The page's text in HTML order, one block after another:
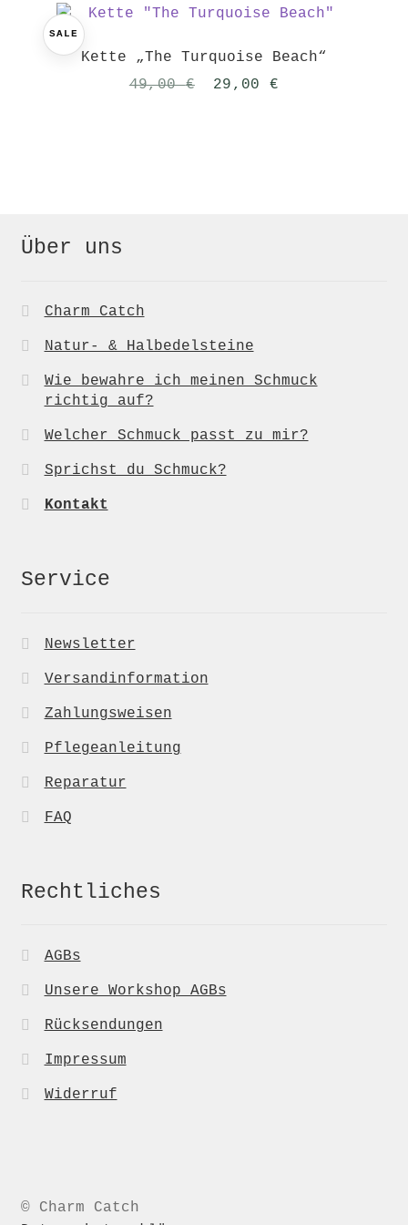
SALE
Kette „The Turquoise Beach“
49,00€
Ursprünglicher
29,00 €
Über uns
Charm Catch
Natur- & Halbedelsteine
Wie bewahre ich meinen Schmuck
richtig auf?
Welcher Schmuck passt zu mir?
Sprichst du Schmuck?
Kontakt
Service
Newsletter
Versandinformation
Zahlungsweisen
Pflegeanleitung
Reparatur
FAQ
Rechtliches
AGBs
Unsere Workshop AGBs
Rücksendungen
Impressum
Widerruf
© Charm Catch